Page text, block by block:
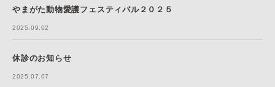
やまがた動物愛護フェスティバル２０２５
2025.09.02
休診のお知らせ
2025.07.07